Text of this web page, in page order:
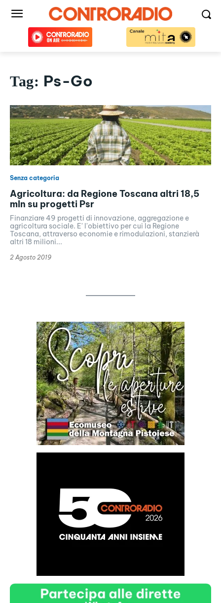
Tag: Ps-Go
Senza categoria
Agricoltura: da Regione Toscana altri 18,5
mln su progetti Psr
Finanziare 49 progetti di innovazione, aggregazione e
agricoltura sociale. E' l'obiettivo per cui la Regione
Toscana, attraverso economie e rimodulazioni, stanzierà
altri 18 milioni...
2 Agosto 2019